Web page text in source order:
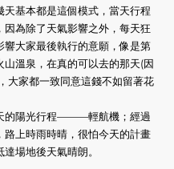
天基本都是這個模式，當天行程
因為除了天氣影響之外，每天狂
響大家最後執行的意願，像是第
山溫泉，在真的可以去的那天(因
大家都一致同意這錢不如留著花
的陽光行程———輕航機；經過
路上時雨時晴，很怕今天的計畫
場地後天氣晴朗。